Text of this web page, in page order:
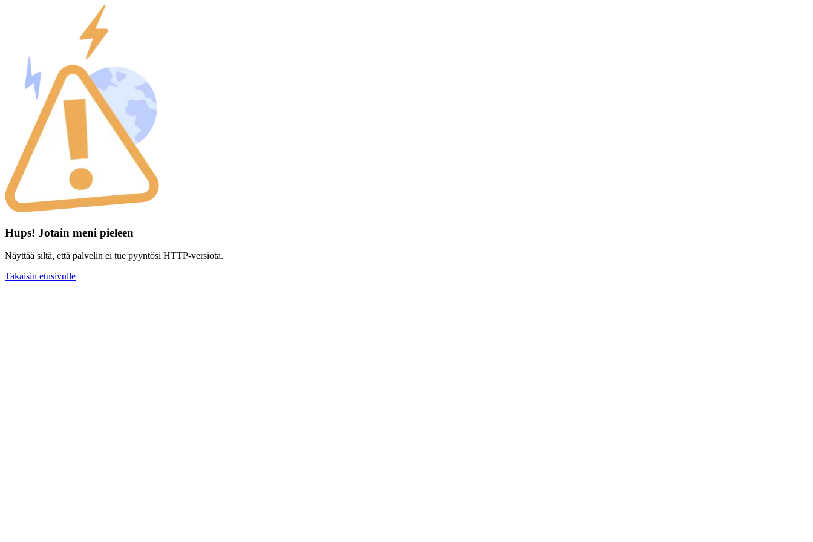
Hups! Jotain meni pieleen
Näyttää siltä, että palvelin ei tue pyyntösi HTTP-versiota.
Takaisin etusivulle